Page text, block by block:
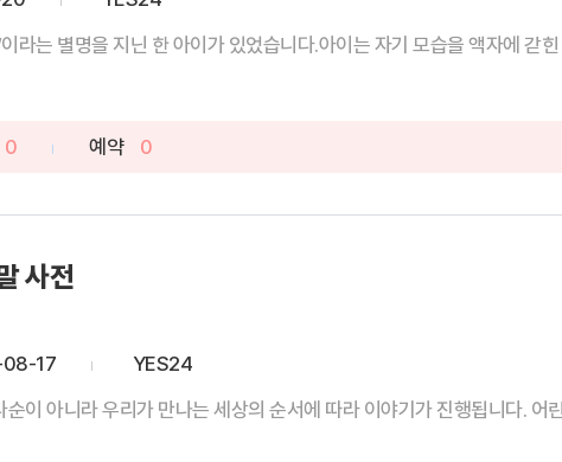
라는 별명을 지닌 한 아이가 있었습니다.아이는 자기 모습을 액자에 갇
0 예약 0
사전
17
YES24
순이 아니라 우리가 만나는 세상의 순서에 따라 이야기가 진행됩니다. 어